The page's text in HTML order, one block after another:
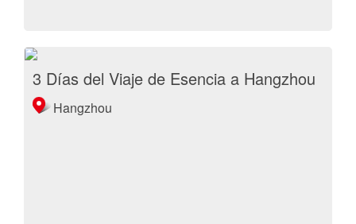
3 Días del Viaje de Esencia a Hangzhou
Hangzhou